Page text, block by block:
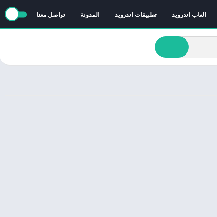
العاب اندرويد تطبيقات اندرويد المدونة تواصل معنا